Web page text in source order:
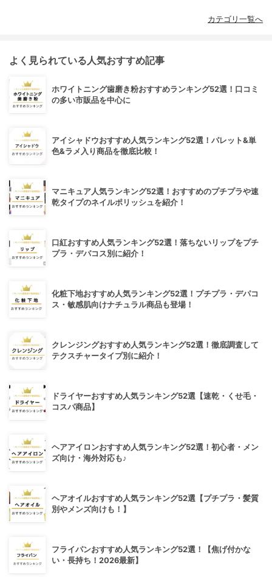
カテゴリ一覧へ
よく見られている人気おすすめ記事
ホワイトニング歯磨き粉おすすめランキング52選！口コミ
の多い市販品を中心に
アイシャドウおすすめ人気ランキング52選！パレット&単
色&ラメ入り商品を徹底比較！
マニキュア人気ランキング52選！おすすめのプチプラや速
乾タイプのネイルポリッシュを紹介！
口紅おすすめ人気ランキング52選！落ちないリップをプチ
プラ・デパコス別に紹介！
化粧下地おすすめ人気ランキング52選！プチプラ・デパコ
ス・敏感肌向けナチュラル商品も登場！
クレンジングおすすめ人気ランキング52選！徹底調査して
テクスチャータイプ別に紹介！
ドライヤーおすすめ人気ランキング52選【速乾・くせ毛・
コスパ商品】
ヘアアイロンおすすめ人気ランキング52選！初心者・メン
ズ向け・海外対応も♪
ヘアオイルおすすめ人気ランキング52選【プチプラ・髪質
別やメンズ向けも！】
フライパンおすすめ人気ランキング52選！【焦げ付かな
い・長持ち！2026最新】